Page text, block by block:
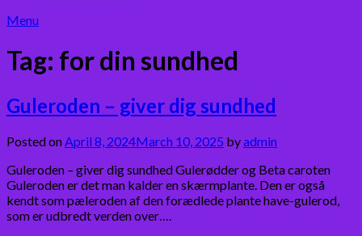
Menu
Tag: for din sundhed
Guleroden – giver dig sundhed
Posted on April 8, 2024March 10, 2025 byadmin
Guleroden – giver dig sundhed Gulerødder og Beta caroten
Guleroden er det man kalder en skærmplante. Den er også
kendt som pæleroden af den forædlede plante have-gulerod,
som er udbredt verden over….